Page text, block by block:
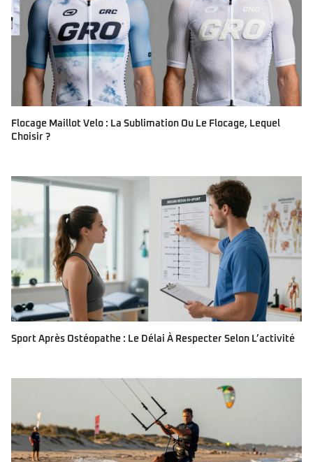
Flocage Maillot Velo : La Sublimation Ou Le Flocage, Lequel
Choisir ?
Sport Après Ostéopathe : Le Délai À Respecter Selon L’activité